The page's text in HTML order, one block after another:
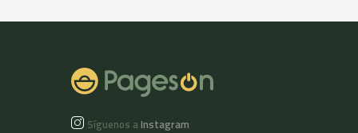
Síguenos aInstagram